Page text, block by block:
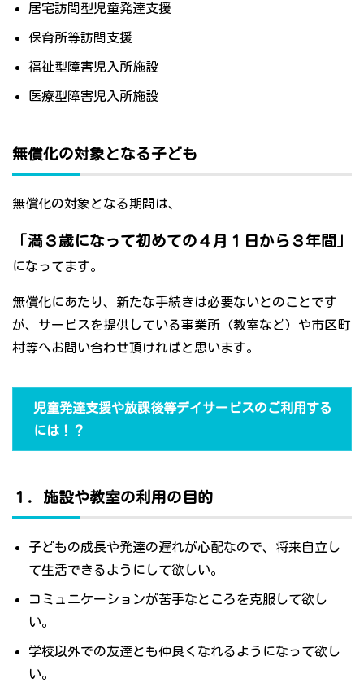
居宅訪問型児童発達支援
保育所等訪問支援
福祉型障害児入所施設
医療型障害児入所施設
無償化の対象となる子ども
無償化の対象となる期間は、
「満３歳になって初めての４月１日から３年間」
になってます。
無償化にあたり、新たな手続きは必要ないとのことです
が、サービスを提供している事業所（教室など）や市区町
村等へお問い合わせ頂ければと思います。
児童発達支援や放課後等デイサービスのご利用する
には！？
１．施設や教室の利用の目的
子どもの成長や発達の遅れが心配なので、将来自立し
て生活できるようにして欲しい。
コミュニケーションが苦手なところを克服して欲し
い。
学校以外での友達とも仲良くなれるようになって欲し
い。